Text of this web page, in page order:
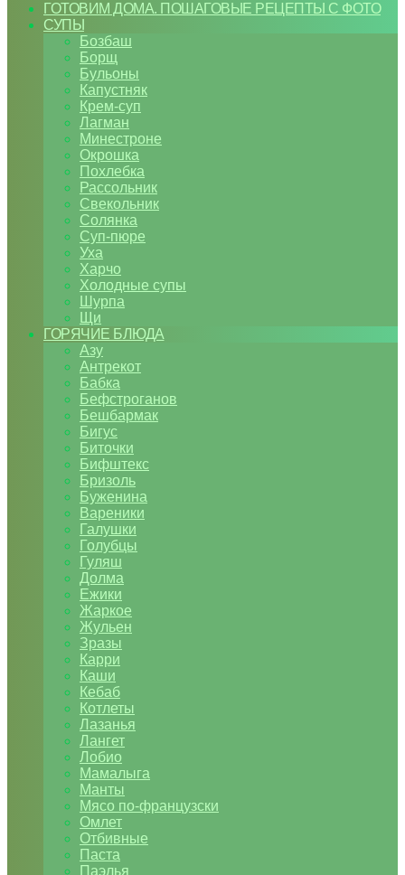
ГОТОВИМ ДОМА. ПОШАГОВЫЕ РЕЦЕПТЫ С ФОТО
СУПЫ
Бозбаш
Борщ
Бульоны
Капустняк
Крем-суп
Лагман
Минестроне
Окрошка
Похлебка
Рассольник
Свекольник
Солянка
Суп-пюре
Уха
Харчо
Холодные супы
Шурпа
Щи
ГОРЯЧИЕ БЛЮДА
Азу
Антрекот
Бабка
Бефстроганов
Бешбармак
Бигус
Биточки
Бифштекс
Бризоль
Буженина
Вареники
Галушки
Голубцы
Гуляш
Долма
Ежики
Жаркое
Жульен
Зразы
Карри
Каши
Кебаб
Котлеты
Лазанья
Лангет
Лобио
Мамалыга
Манты
Мясо по-французски
Омлет
Отбивные
Паста
Паэлья